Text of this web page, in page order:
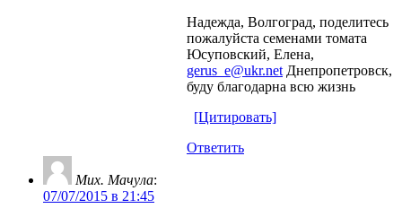
Надежда, Волгоград, поделитесь
пожалуйста семенами томата
Юсуповский, Елена,
gerus_e@ukr.net Днепропетровск,
буду благодарна всю жизнь
[Цитировать]
Ответить
Мих. Мачула:
07/07/2015 в 21:45